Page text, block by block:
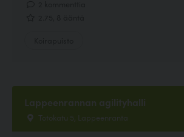
Lappeenrannan agilityhalli
Totokatu 5, Lappeenranta